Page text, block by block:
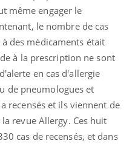
même engager le
le nombre de cas
à des médicaments était
à la prescription ne sont
en cas d'allergie
de pneumologues et
recensés et ils viennent de
revue Allergy. Ces huit
cas de recensés, et dans